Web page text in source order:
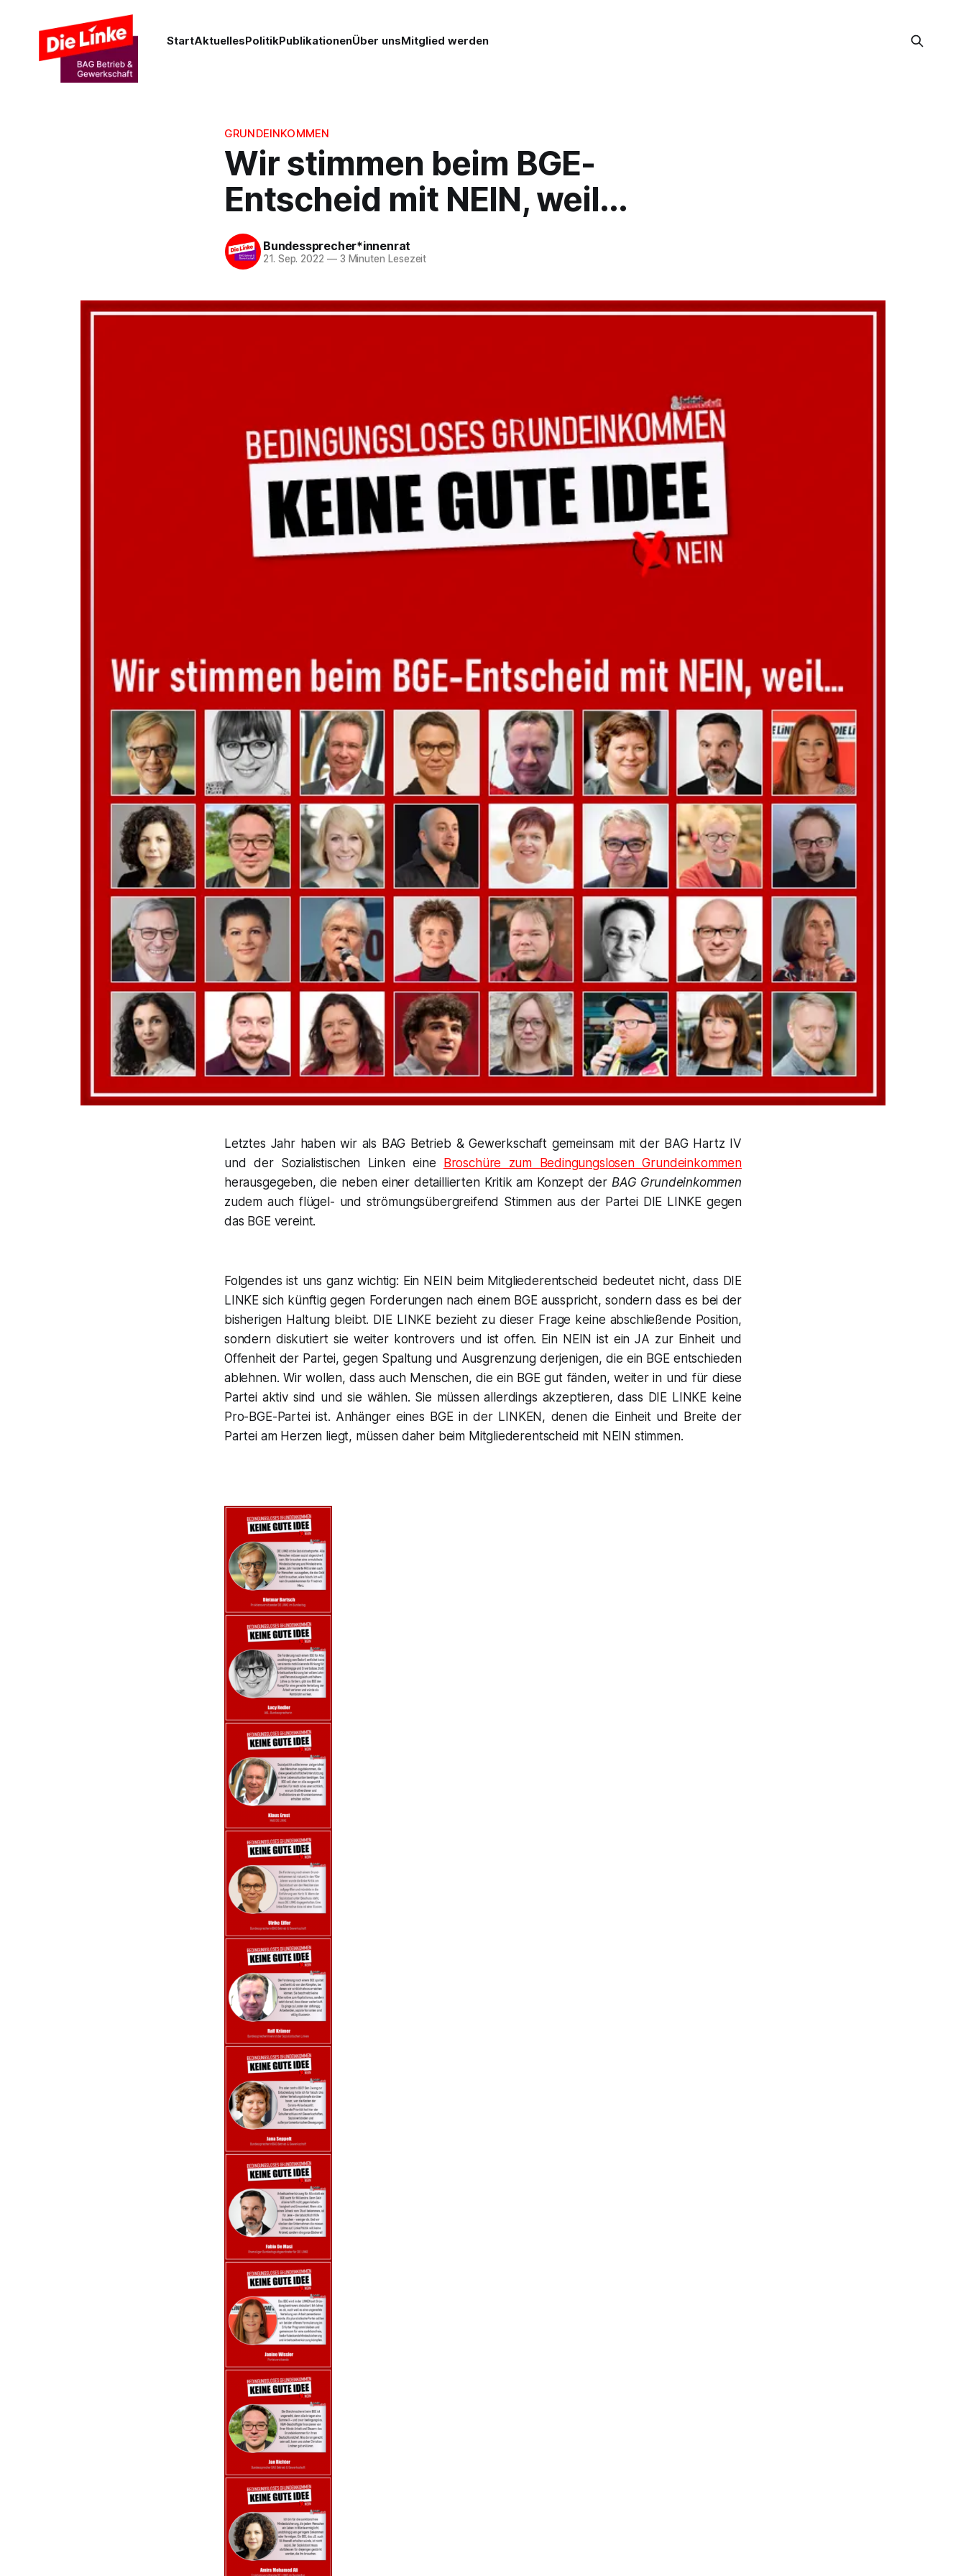
StartAktuellesPolitikPublikationenÜber unsMitglied werden
GRUNDEINKOMMEN
Wir stimmen beim BGE-
Entscheid mit NEIN, weil...
Bundessprecher*innenrat
21. Sep. 2022 —3 Minuten Lesezeit
Letztes Jahr haben wir als BAG Betrieb & Gewerkschaft gemeinsam mit der BAG Hartz IV
und der Sozialistischen Linken eine
Broschüre zum Bedingungslosen Grundeinkommen
herausgegeben, die neben einer detaillierten Kritik am Konzept der BAG Grundeinkommen
zudem auch flügel- und strömungsübergreifend Stimmen aus der Partei DIE LINKE gegen
das BGE vereint.
Folgendes ist uns ganz wichtig: Ein NEIN beim Mitgliederentscheid bedeutet nicht, dass DIE
LINKE sich künftig gegen Forderungen nach einem BGE ausspricht, sondern dass es bei der
bisherigen Haltung bleibt. DIE LINKE bezieht zu dieser Frage keine abschließende Position,
sondern diskutiert sie weiter kontrovers und ist offen. Ein NEIN ist ein JA zur Einheit und
Offenheit der Partei, gegen Spaltung und Ausgrenzung derjenigen, die ein BGE entschieden
ablehnen. Wir wollen, dass auch Menschen, die ein BGE gut fänden, weiter in und für diese
Partei aktiv sind und sie wählen. Sie müssen allerdings akzeptieren, dass DIE LINKE keine
Pro-BGE-Partei ist. Anhänger eines BGE in der LINKEN, denen die Einheit und Breite der
Partei am Herzen liegt, müssen daher beim Mitgliederentscheid mit NEIN stimmen.